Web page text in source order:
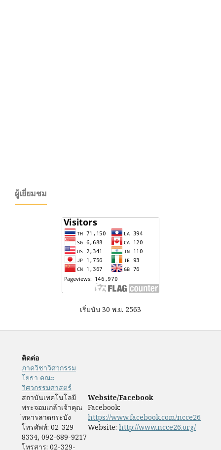
ผู้เยี่ยมชม
เริ่มนับ 30 พ.ย. 2563
ติดต่อ
ภาควิชาวิศวกรรม
โยธา คณะ
วิศวกรรมศาสตร์
สถาบันเทคโนโลยี
พระจอมเกล้าเจ้าคุณ
ทหารลาดกระบัง
โทรศัพท์: 02-329-
8334, 092-689-9217
โทรสาร: 02-329-
Website/Facebook
Facebook:
https://www.facebook.com/ncce26
Website: http://www.ncce26.org/